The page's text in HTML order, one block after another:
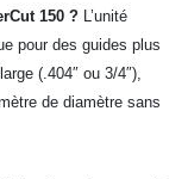
150 ? L’unité
pour des guides plus
(.404″ ou 3/4″),
de diamètre sans